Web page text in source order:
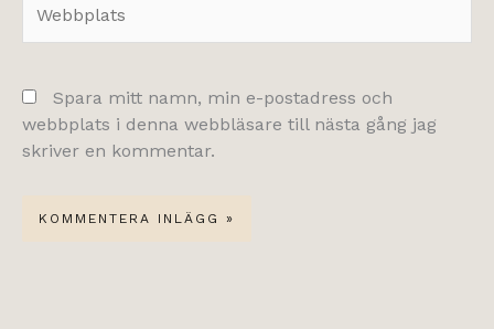
Spara mitt namn, min e-postadress och
webbplats i denna webbläsare till nästa gång jag
skriver en kommentar.